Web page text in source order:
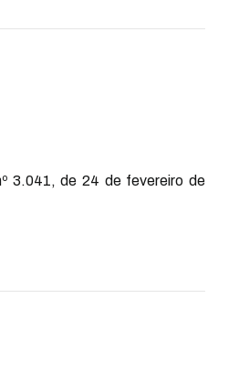
3.041, de 24 de fevereiro de